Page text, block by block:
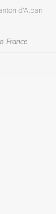
d’Alban
France